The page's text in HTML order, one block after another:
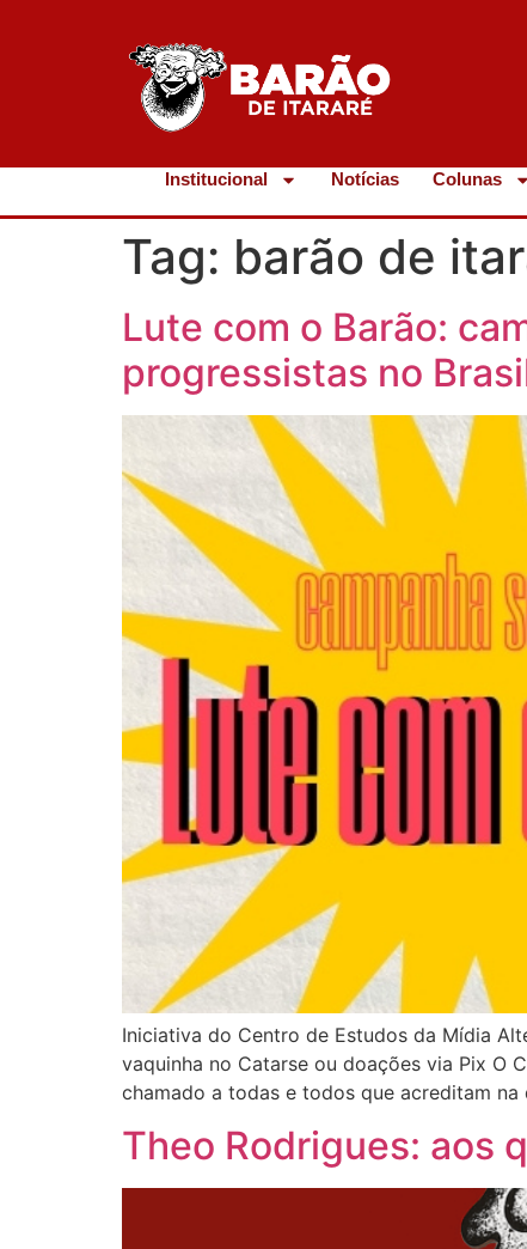
Institucional Notícias Colunas
Tag: barão de
Lute com o Barão:
progressistas no
Iniciativa do Centro de Estudos da Mídia
vaquinha no Catarse ou doações via Pix O
chamado a todas e todos que acreditam
Theo Rodrigues: aos